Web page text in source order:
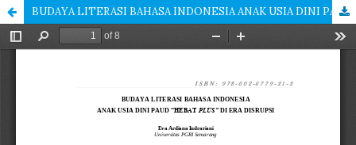
BUDAYA LITERASI BAHASA INDONESIA ANAK USIA DINI PAUD “HEBAT PLUS” DI ERA DISRUPSI